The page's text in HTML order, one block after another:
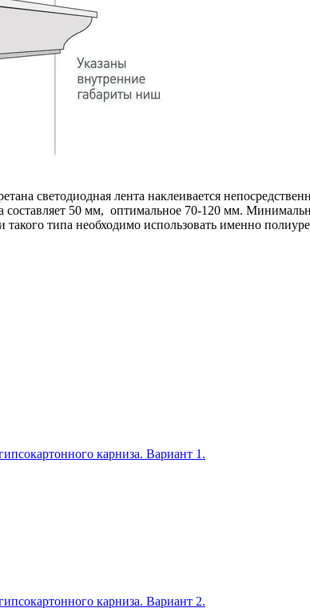
светодиодная лента наклеивается
50 мм, оптимальное 70-120 мм.
типа необходимо использовать именно
карниза. Вариант 1.
карниза. Вариант 2.